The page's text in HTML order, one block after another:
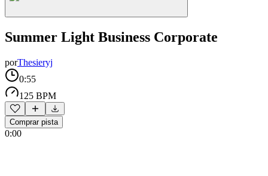
Summer Light Business Corporate
porThesieryj
0:55
125 BPM
Comprar pista
0:00